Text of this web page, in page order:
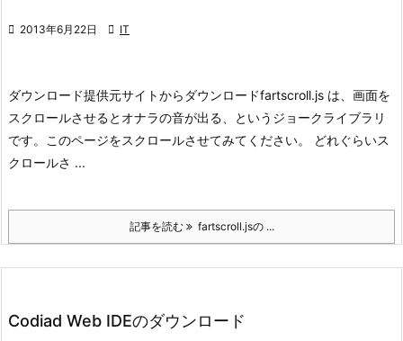
 2013年6月22日  IT
ダウンロード提供元サイトからダウンロードfartscroll.js は、画面を
スクロールさせるとオナラの音が出る、というジョークライブラリ
です。このページをスクロールさせてみてください。 どれぐらいス
クロールさ ...
記事を読む fartscroll.jsの ...
Codiad Web IDEのダウンロード